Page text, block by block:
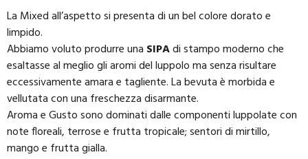
La Mixed all’aspetto si presenta di un bel colore dorato e
limpido.
Abbiamo voluto produrre una SIPAdi stampo moderno che
esaltasse al meglio gli aromi del luppolo ma senza risultare
eccessivamente amara e tagliente. La bevuta è morbida e
vellutata con una freschezza disarmante.
Aroma e Gusto sono dominati dalle componenti luppolate con
note floreali, terrose e frutta tropicale; sentori di mirtillo,
mango e frutta gialla.